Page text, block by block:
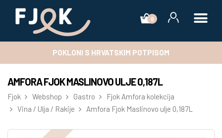
0
POKLONI S HRVATSKIM POTPISOM
AMFORA FJOK MASLINOVO ULJE 0,187L
Fjok Webshop Gastro
Fjok Amfora kolekcija
Vina / Ulja / Rakije
Amfora Fjok Maslinovo ulje 0,187L